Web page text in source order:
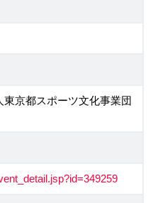
京都スポーツ文化事業団